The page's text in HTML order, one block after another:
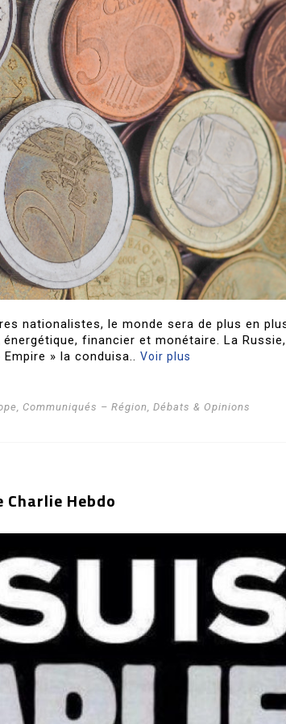
nationalistes, le monde sera de plus en
financier et monétaire. La Russie,
» la conduisa.. Voir plus
Communiqués – Région Débats & Opinions
Hebdo